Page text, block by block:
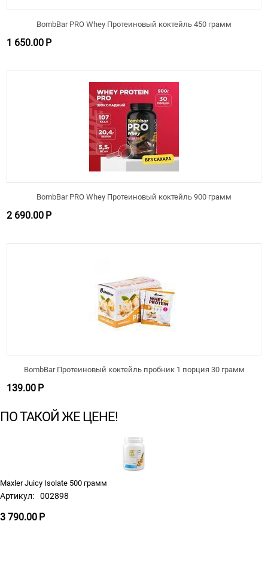
BombBar PRO Whey Протеиновый коктейль 450 грамм
1 650.00 Р
BombBar PRO Whey Протеиновый коктейль 900 грамм
2 690.00 Р
BombBar Протеиновый коктейль пробник 1 порция 30 грамм
139.00 Р
ПО ТАКОЙ ЖЕ ЦЕНЕ!
Maxler Juicy Isolate 500 грамм
Артикул: 002898
3 790.00 Р